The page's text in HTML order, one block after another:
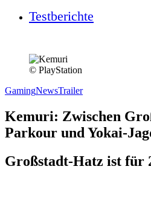
Testberichte
© PlayStation
GamingNewsTrailer
Kemuri: Zwischen
Parkour und Yokai-
Großstadt-Hatz ist für